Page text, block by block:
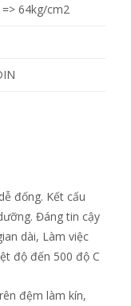
64kg/cm2
đống. Kết cấu
Đáng tin cậy
dài, Làm việc
độ đến 500 độ C
đệm làm kín,